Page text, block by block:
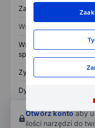
Zadłużenie ogółem
Wskaźniki
Współczynnik cena do
sprzedaży
Zysk na akcję
Dywidenda na akcję
Zwrot z kapitału
własnego
Otwórz kontoaby
ilości narzędzi do